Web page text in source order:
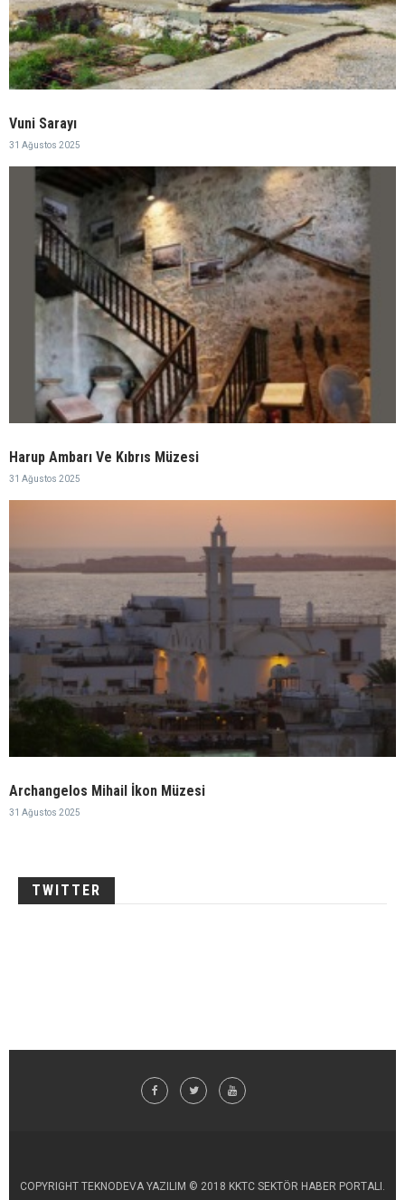
Vuni Sarayı
31 Ağustos 2025
Harup Ambarı Ve Kıbrıs Müzesi
31 Ağustos 2025
Archangelos Mihail İkon Müzesi
31 Ağustos 2025
TWITTER
COPYRIGHT TEKNODEVA YAZILIM © 2018 KKTC SEKTÖR HABER PORTALI.